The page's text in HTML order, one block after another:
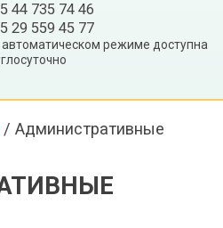
44 735 74 46
29 559 45 77
режиме доступна
/ Административные